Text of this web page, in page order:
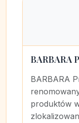
BARBARA
BARBARA
produktów